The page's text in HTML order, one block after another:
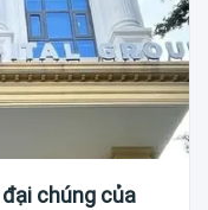
chúng của